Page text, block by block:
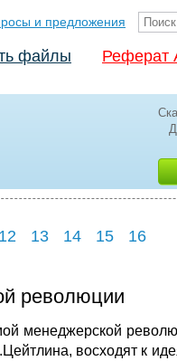
и предложения
файлы Реферат
12 13 14 15
16
революции
менеджерской
восхо­дят к